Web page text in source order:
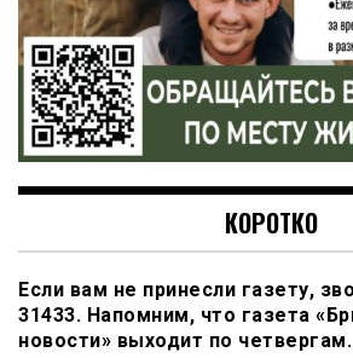
КОРОТКО
Если вам не принесли газету,
31433. Напомним, что газета
новости» выходит по четвергам.